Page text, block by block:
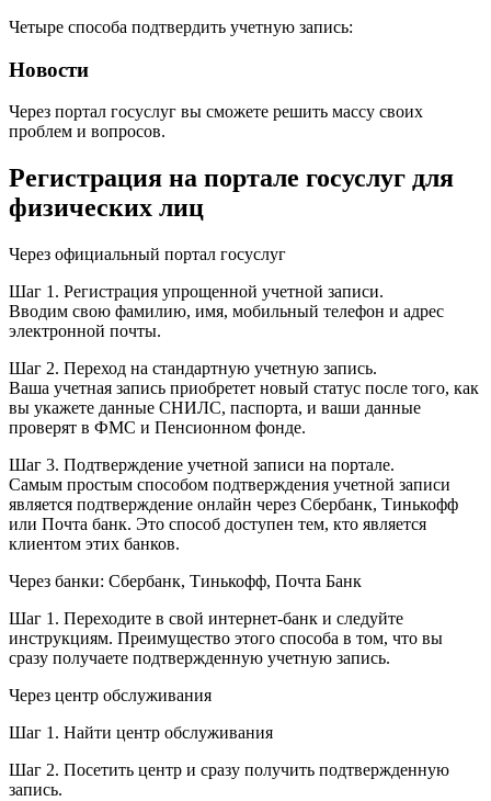
Четыре способа подтвердить учетную запись:
Новости
Через портал госуслуг вы сможете решить массу своих
проблем и вопросов.
Регистрация на портале госуслуг для
физических лиц
Через официальный портал госуслуг
Шаг 1. Регистрация упрощенной учетной записи.
Вводим свою фамилию, имя, мобильный телефон и адрес
электронной почты.
Шаг 2. Переход на стандартную учетную запись.
Ваша учетная запись приобретет новый статус после того, как
вы укажете данные СНИЛС, паспорта, и ваши данные
проверят в ФМС и Пенсионном фонде.
Шаг 3. Подтверждение учетной записи на портале.
Самым простым способом подтверждения учетной записи
является подтверждение онлайн через Сбербанк, Тинькофф
или Почта банк. Это способ доступен тем, кто является
клиентом этих банков.
Через банки: Сбербанк, Тинькофф, Почта Банк
Шаг 1. Переходите в свой интернет-банк и следуйте
инструкциям. Преимущество этого способа в том, что вы
сразу получаете подтвержденную учетную запись.
Через центр обслуживания
Шаг 1. Найти центр обслуживания
Шаг 2. Посетить центр и сразу получить подтвержденную
запись.